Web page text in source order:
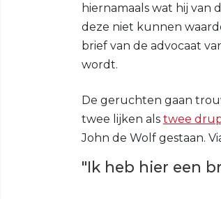
hiernamaals wat hij van
deze niet kunnen
brief van de advocaat
wordt.
De geruchten gaan
twee lijken als twee
John de Wolf gestaan.
"Ik heb hier een